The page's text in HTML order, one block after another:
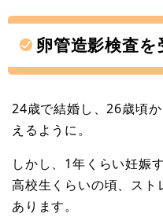
卵管造影検査
24歳で結婚し、26歳頃
えるように。
しかし、1年くらい妊娠
高校生くらいの頃、スト
あります。